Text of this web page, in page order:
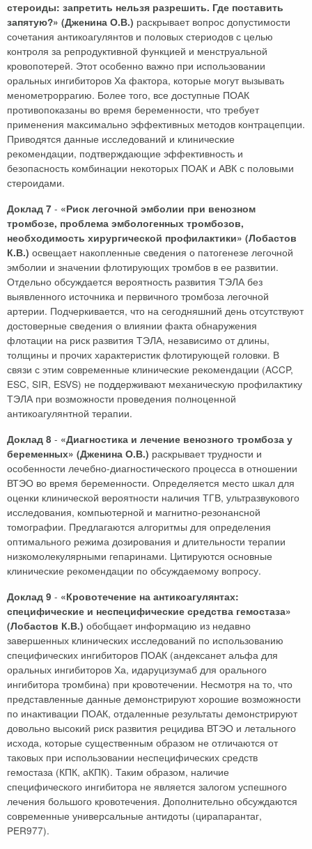
стероиды: запретить нельзя разрешить. Где поставить
запятую?» (Дженина О.В.) раскрывает вопрос допустимости
сочетания антикоагулянтов и половых стериодов с целью
контроля за репродуктивной функцией и менструальной
кровопотерей. Этот особенно важно при использовании
оральных ингибиторов Ха фактора, которые могут вызывать
менометроррагию. Более того, все доступные ПОАК
противопоказаны во время беременности, что требует
применения максимально эффективных методов контрацепции.
Приводятся данные исследований и клинические
рекомендации, подтверждающие эффективность и
безопасность комбинации некоторых ПОАК и АВК с половыми
стероидами.
Доклад 7 - «Риск легочной эмболии при венозном
тромбозе, проблема эмбологенных тромбозов,
необходимость хирургической профилактики» (Лобастов
К.В.) освещает накопленные сведения о патогенезе легочной
эмболии и значении флотирующих тромбов в ее развитии.
Отдельно обсуждается вероятность развития ТЭЛА без
выявленного источника и первичного тромбоза легочной
артерии. Подчеркивается, что на сегодняшний день отсутствуют
достоверные сведения о влиянии факта обнаружения
флотации на риск развития ТЭЛА, независимо от длины,
толщины и прочих характеристик флотирующей головки. В
связи с этим современные клинические рекомендации (ACCP,
ESC, SIR, ESVS) не поддерживают механическую профилактику
ТЭЛА при возможности проведения полноценной
антикоагулянтной терапии.
Доклад 8 - «Диагностика и лечение венозного тромбоза у
беременных» (Дженина О.В.) раскрывает трудности и
особенности лечебно-диагностического процесса в отношении
ВТЭО во время беременности. Определяется место шкал для
оценки клинической вероятности наличия ТГВ, ультразвукового
исследования, компьютерной и магнитно-резонансной
томографии. Предлагаются алгоритмы для определения
оптимального режима дозирования и длительности терапии
низкомолекулярными гепаринами. Цитируются основные
клинические рекомендации по обсуждаемому вопросу.
Доклад 9 - «Кровотечение на антикоагулянтах:
специфические и неспецифические средства гемостаза»
(Лобастов К.В.) обобщает информацию из недавно
завершенных клинических исследований по использованию
специфических ингибиторов ПОАК (андексанет альфа для
оральных ингибиторов Ха, идаруцизумаб для орального
ингибитора тромбина) при кровотечении. Несмотря на то, что
представленные данные демонстрируют хорошие возможности
по инактивации ПОАК, отдаленные результаты демонстрируют
довольно высокий риск развития рецидива ВТЭО и летального
исхода, которые существенным образом не отличаются от
таковых при использовании неспецифических средств
гемостаза (КПК, аКПК). Таким образом, наличие
специфического ингибитора не является залогом успешного
лечения большого кровотечения. Дополнительно обсуждаются
современные универсальные антидоты (цирапарантаг,
PER977).